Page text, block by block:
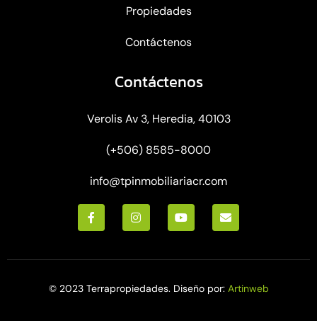
Propiedades
Contáctenos
Contáctenos
Verolis Av 3, Heredia, 40103
(+506) 8585-8000
info@tpinmobiliariacr.com
© 2023 Terrapropiedades. Diseño por: Artinweb